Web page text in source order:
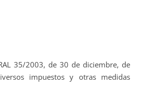
35/2003, de 30 de diciembre, de
impuestos y otras medidas